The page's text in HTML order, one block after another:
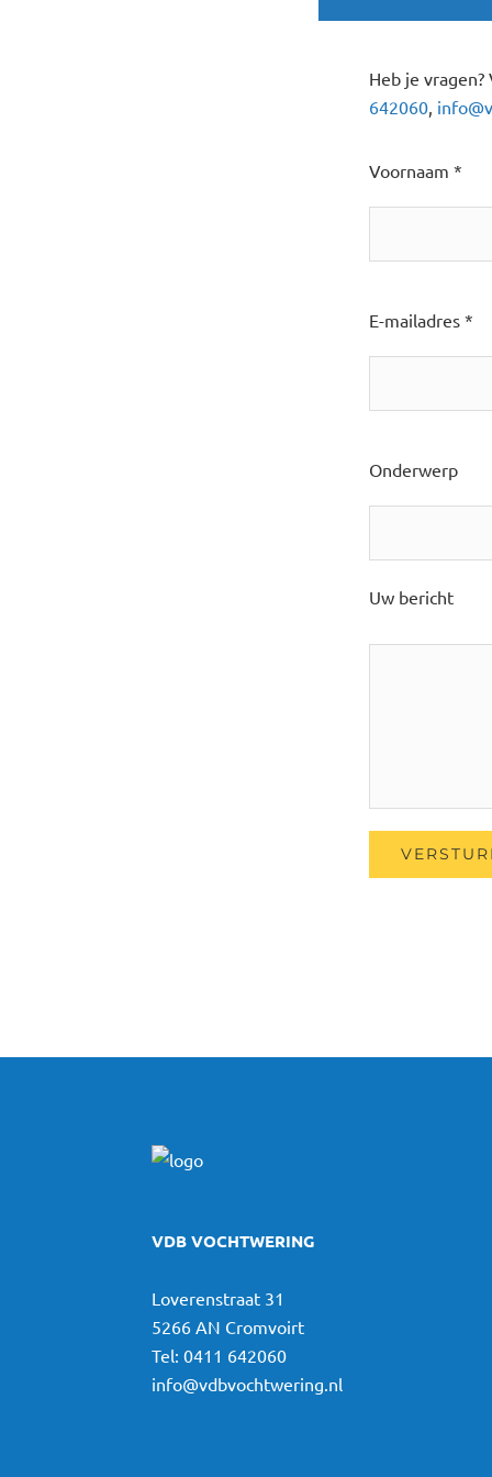
Heb je
642060,
Voornaam *
E-mailadres *
Onderwerp
Uw bericht
VDB VOCHTWERING
Loverenstraat 31
5266 AN Cromvoirt
Tel:0411 642060
info@vdbvochtwering.nl